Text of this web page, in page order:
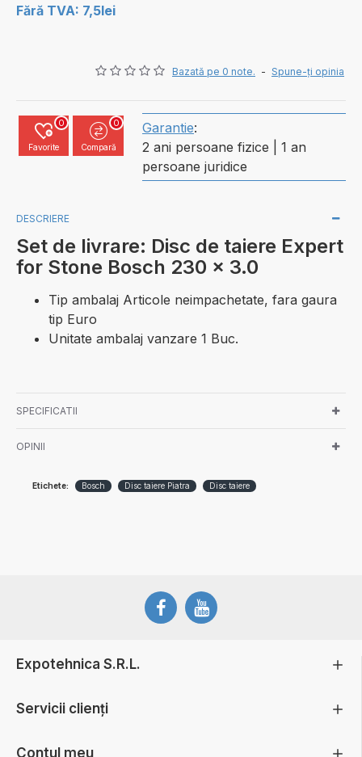
Bazată pe 0 note. - Spune-ţi opinia
Fără TVA: 7,5lei
Favorite
0
Compară
0 Garantie:
2 ani persoane fizice | 1 an
persoane juridice
DESCRIERE
Set de livrare: Disc de taiere Expert
for Stone Bosch 230 x 3.0
Tip ambalaj Articole neimpachetate, fara gaura
tip Euro
Unitate ambalaj vanzare 1 Buc.
SPECIFICATII
OPINII
Etichete: Bosch Disc taiere Piatra Disc taiere
Expotehnica S.R.L.
Servicii clienți
Contul meu